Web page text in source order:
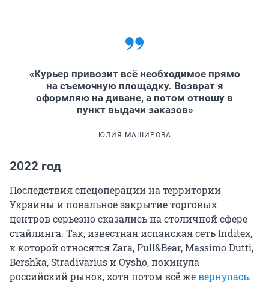
«Курьер привозит всё необходимое прямо
на съемочную площадку. Возврат я
оформляю на диване, а потом отношу в
пункт выдачи заказов»
ЮЛИЯ МАШИРОВА
2022 год
Последствия спецоперации на территории
Украины и повальное закрытие торговых
центров серьезно сказались на столичной сфере
стайлинга. Так, известная испанская сеть Inditex,
к которой относятся Zara, Pull&Bear, Massimo Dutti,
Bershka, Stradivarius и Oysho, покинула
российский рынок, хотя потом всё жевернулась.